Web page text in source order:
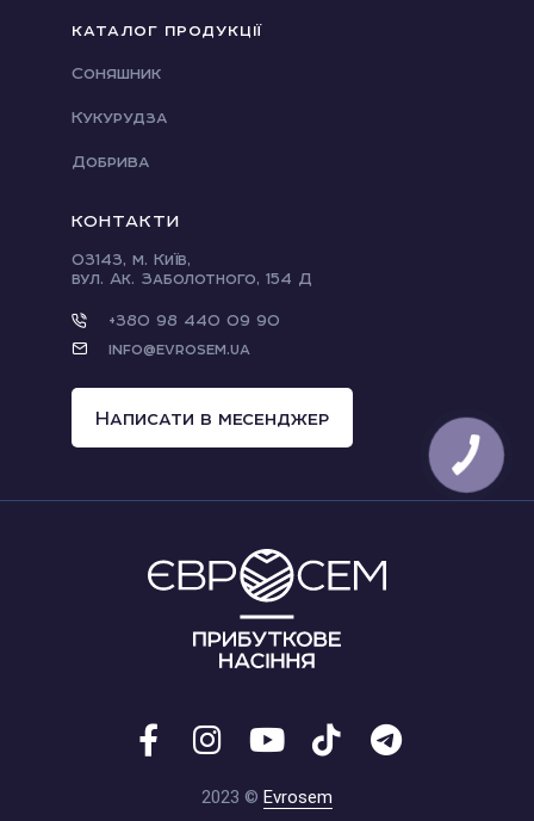
КАТАЛОГ ПРОДУКЦІЇ
Соняшник
Кукурудза
Добрива
КОНТАКТИ
03143, м. Київ,
вул. Ак. Заболотного, 154 Д
+380 98 440 09 90
info@evrosem.ua
Написати в месенджер
2023 © Evrosem